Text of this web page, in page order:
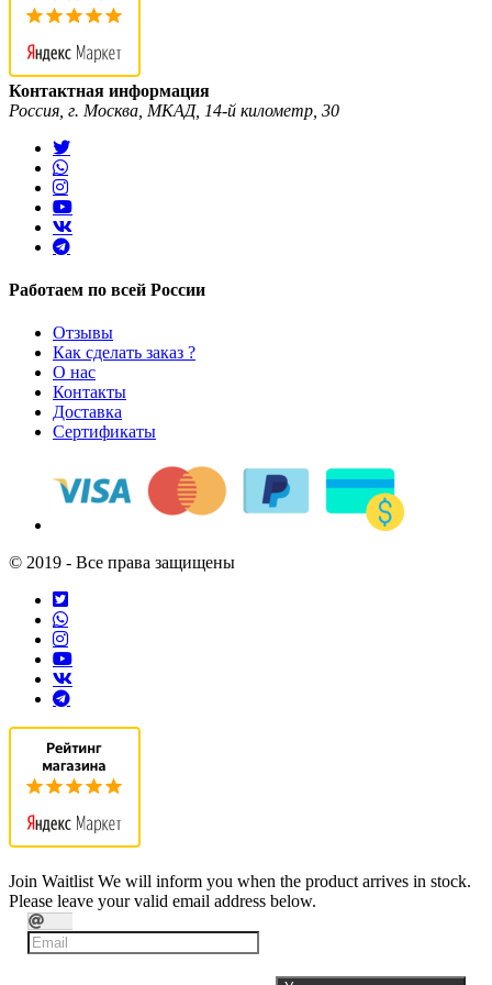
Контактная информация
Россия, г. Москва, МКАД, 14-й километр, 30
Работаем по всей России
Отзывы
Как сделать заказ ?
О нас
Контакты
Доставка
Сертификаты
© 2019 - Все права защищены
Join Waitlist We will inform you when the product arrives in stock.
Please leave your valid email address below.